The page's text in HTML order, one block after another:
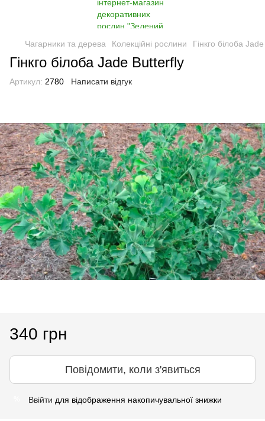
Чагарники та дерева Колекційні рослини Гінкго білоба
Гінкго білоба Jade Butterfly
Артикул: 2780 Написати відгук
340 грн
Повідомити, коли з'явиться
Ввійти для відображення накопичувальної знижки